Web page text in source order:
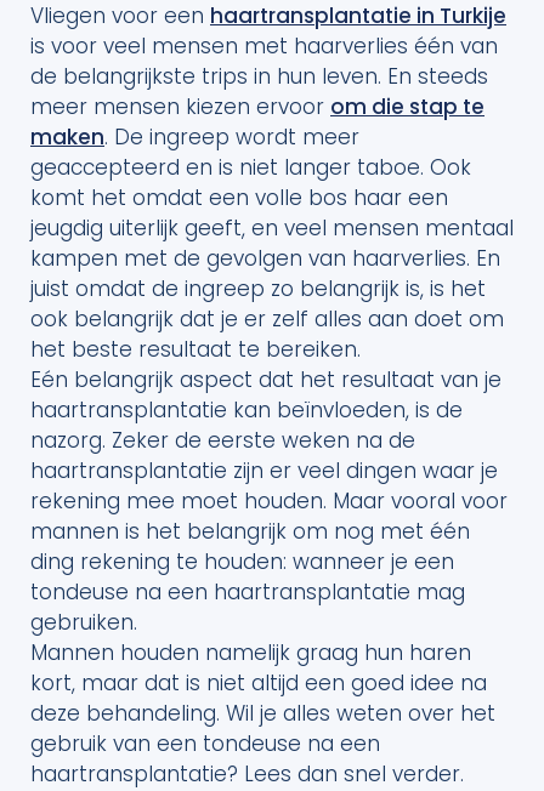
Vliegen voor een haartransplantatie in Turkije
is voor veel mensen met haarverlies één van
de belangrijkste trips in hun leven. En steeds
meer mensen kiezen ervoor om die stap te
maken. De ingreep wordt meer
geaccepteerd en is niet langer taboe. Ook
komt het omdat een volle bos haar een
jeugdig uiterlijk geeft, en veel mensen mentaal
kampen met de gevolgen van haarverlies. En
juist omdat de ingreep zo belangrijk is, is het
ook belangrijk dat je er zelf alles aan doet om
het beste resultaat te bereiken.
Eén belangrijk aspect dat het resultaat van je
haartransplantatie kan beïnvloeden, is de
nazorg. Zeker de eerste weken na de
haartransplantatie zijn er veel dingen waar je
rekening mee moet houden. Maar vooral voor
mannen is het belangrijk om nog met één
ding rekening te houden: wanneer je een
tondeuse na een haartransplantatie mag
gebruiken.
Mannen houden namelijk graag hun haren
kort, maar dat is niet altijd een goed idee na
deze behandeling. Wil je alles weten over het
gebruik van een tondeuse na een
haartransplantatie? Lees dan snel verder.